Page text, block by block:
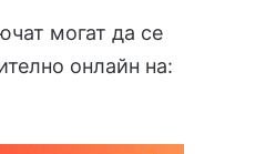
могат да се
онлайн на: